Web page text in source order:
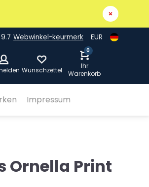
9.7 Webwinkel-keurmerk EUR
Wunschzettel
0
Ihr
Warenkorb
Impressum
Ornella Print